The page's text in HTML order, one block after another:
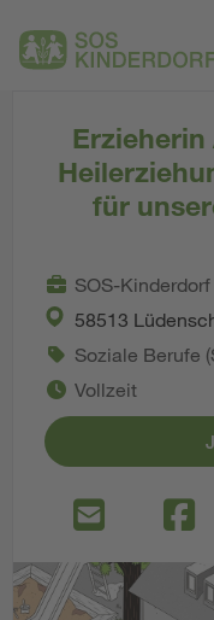
für
SOS-
58513
Soziale Berufe
Vollzeit